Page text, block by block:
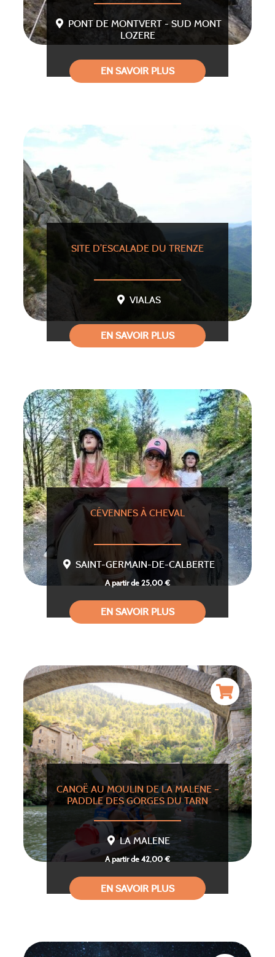
PONT DE MONTVERT - SUD MONT
LOZERE
EN SAVOIR PLUS
SITE D’ESCALADE DU TRENZE
VIALAS
EN SAVOIR PLUS
CÉVENNES À CHEVAL
SAINT-GERMAIN-DE-CALBERTE
A partir de 25,00 €
EN SAVOIR PLUS
CANOË AU MOULIN DE LA MALENE –
PADDLE DES GORGES DU TARN
LA MALENE
A partir de 42,00 €
EN SAVOIR PLUS